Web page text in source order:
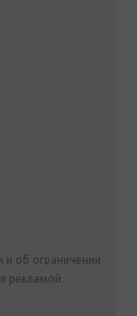
и об ограничении
рекламой.